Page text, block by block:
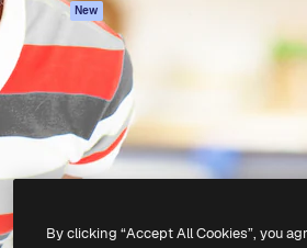
Agentes New
API
App móvel
Todas as
ferramentas
confiabilidade
Todos os direitos reservados.
By clicking “Accept All Cookies”, you